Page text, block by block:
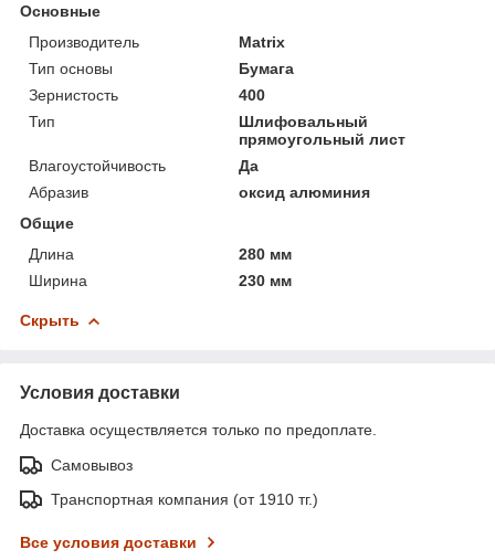
Основные
Производитель
Matrix
Тип основы
Бумага
Зернистость
400
Тип
Шлифовальный
прямоугольный лист
Влагоустойчивость
Да
Абразив
оксид алюминия
Общие
Длина
280 мм
Ширина
230 мм
Скрыть
Условия доставки
Доставка осуществляется только по предоплате.
Самовывоз
Транспортная компания (от 1910 тг.)
Все условия доставки